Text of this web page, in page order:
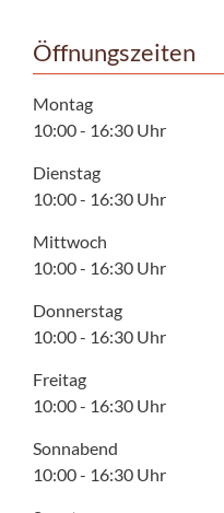
Öffnungszeiten
Montag
10:00 - 16:30 Uhr
Dienstag
10:00 - 16:30 Uhr
Mittwoch
10:00 - 16:30 Uhr
Donnerstag
10:00 - 16:30 Uhr
Freitag
10:00 - 16:30 Uhr
Sonnabend
10:00 - 16:30 Uhr